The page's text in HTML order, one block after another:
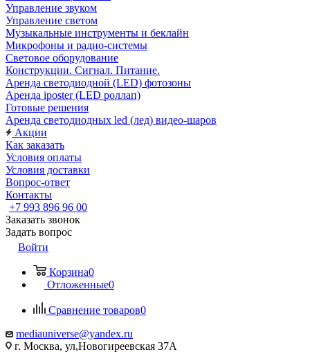
Управление звуком
Управление светом
Музыкальные инструменты и беклайн
Микрофоны и радио-системы
Световое оборудование
Конструкции. Сигнал. Питание.
Аренда светодиодной (LED) фотозоны
Аренда iposter (LED роллап)
Готовые решения
Аренда светодиодных led (лед) видео-шаров
Акции
Как заказать
Условия оплаты
Условия доставки
Вопрос-ответ
Контакты
+7 993 896 96 00
Заказать звонок
Задать вопрос
Войти
Корзина0
Отложенные0
Сравнение товаров0
mediauniverse@yandex.ru
г. Москва, ул,Новогиреевская 37А